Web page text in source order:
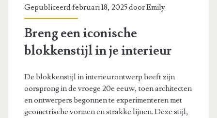
Gepubliceerd februari 18, 2025 doorEmily
Breng een iconische
blokkenstijl in je interieur
De blokkenstijl in interieurontwerp heeft zijn
oorsprong in de vroege 20e eeuw, toen architecten
en ontwerpers begonnen te experimenteren met
geometrische vormen en strakke lijnen. Deze stijl,